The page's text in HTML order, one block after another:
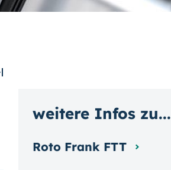
weitere Infos zu...
Roto Frank FTT